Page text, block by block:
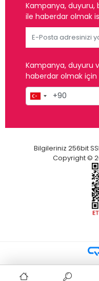
Kampanya,
ile haberdar olmak
Kampanya, duyuru
haberdar olmak için
Bilgileriniz 256bit
Copyright ©